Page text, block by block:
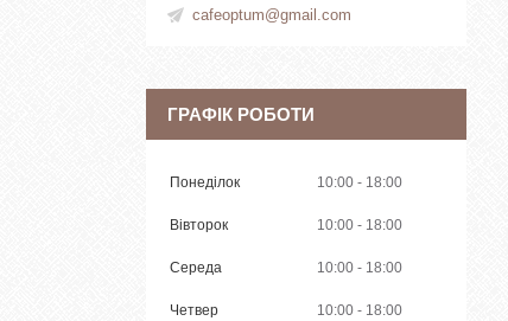
cafeoptum@gmail.com
ГРАФІК РОБОТИ
Понеділок 10:00 18:00
Вівторок 10:00 18:00
Середа 10:00 18:00
Четвер 10:00 18:00